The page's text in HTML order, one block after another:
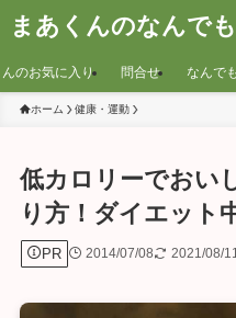
まあくんのなんでも
のお気に入り 問合せ なんで
ホーム 健康・運動
低カロリーでおい
り方！ダイエット
PR 2014/07/08 2021/08/